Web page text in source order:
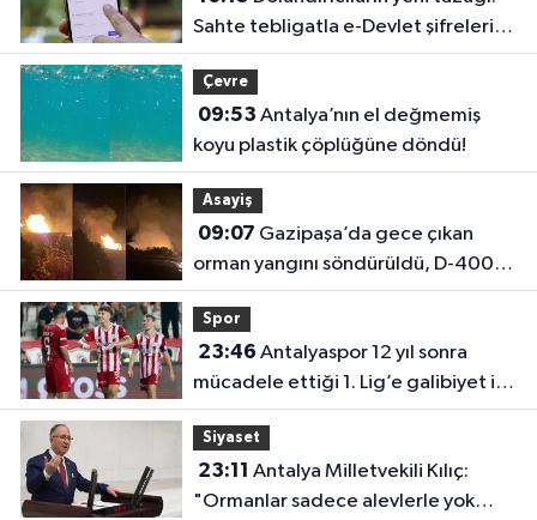
Sahte tebligatla e-Devlet şifrelerini
çalıyorlar
Çevre
09:53
koyu plastik çöplüğüne döndü!
Asayiş
09:07
orman yangını söndürüldü, D-400
trafiğe açıldı
Spor
23:46
mücadele ettiği 1. Lig’e galibiyet ile
başladı
Siyaset
23:11
"Ormanlar sadece alevlerle yok